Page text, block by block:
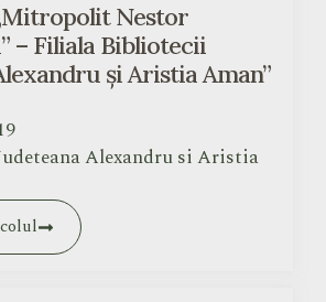
Nestor
– Filiala Bibliotecii
și Aristia Aman”
Alexandru si Aristia